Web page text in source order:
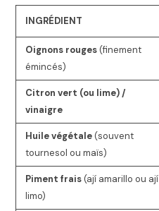
INGRÉDIENT
Oignons rouges(finement
émincés)
Citron vert (ou lime) /
vinaigre
Huile végétale(souvent
tournesol ou maïs)
Piment frais(ají amarillo ou ají
limo)